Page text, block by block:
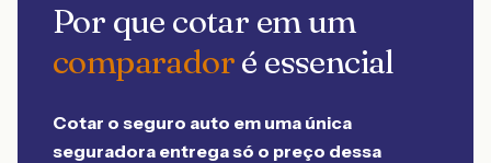
Por que cotar em um
comparadoré essencial
Cotar o seguro auto em uma única
seguradora entrega só o preço dessa